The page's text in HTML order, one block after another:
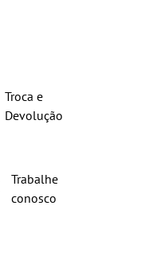
Troca e
Devolução
Trabalhe
conosco